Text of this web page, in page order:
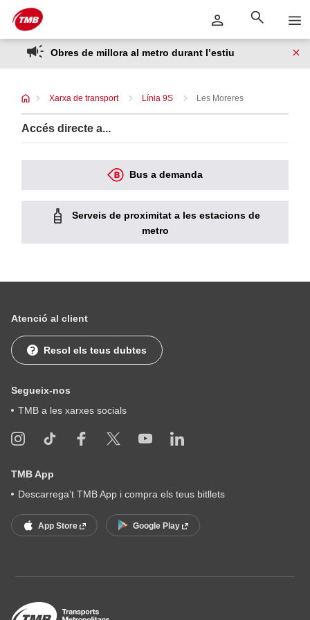
Salta al contingut principal
Saltar
al
contingut
Obres de millora al metro durant l’estiu
Xarxa de transport Línia 9S Les Moreres
Accés directe a...
Bus a demanda
Serveis de proximitat a les estacions de
metro
Atenció al client
Resol els teus dubtes
Segueix-nos
TMB a les xarxes socials
TMB App
Descarrega’t TMB App i compra els teus bitllets
App Store Google Play